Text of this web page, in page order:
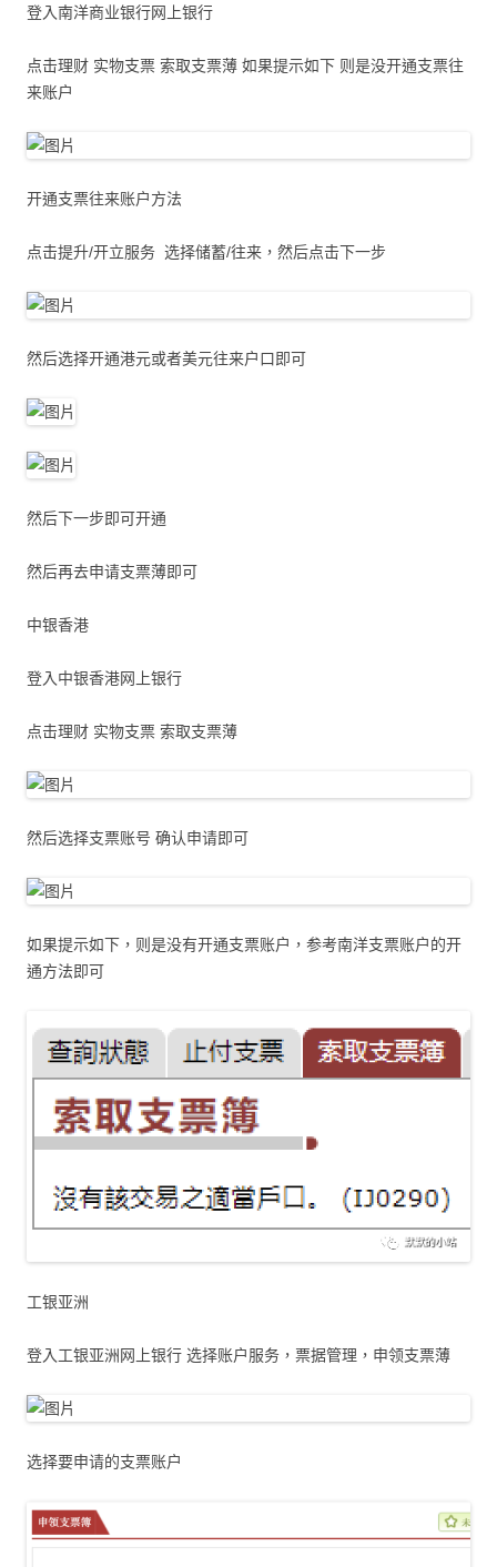
登入南洋商业银行网上银行
点击理财 实物支票 索取支票薄 如果提示如下 则是没开通支票往
来账户
开通支票往来账户方法
点击提升/开立服务 选择储蓄/往来，然后点击下一步
然后选择开通港元或者美元往来户口即可
然后下一步即可开通
然后再去申请支票薄即可
中银香港
登入中银香港网上银行
点击理财 实物支票 索取支票薄
然后选择支票账号 确认申请即可
如果提示如下，则是没有开通支票账户，参考南洋支票账户的开
通方法即可
工银亚洲
登入工银亚洲网上银行 选择账户服务，票据管理，申领支票薄
选择要申请的支票账户